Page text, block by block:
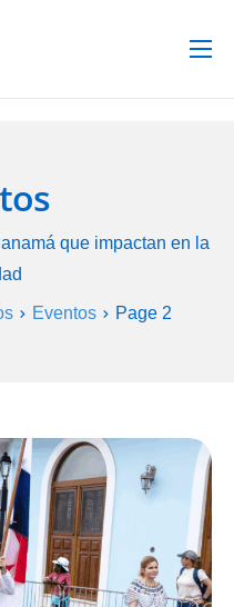
que impactan en la
Eventos Page 2